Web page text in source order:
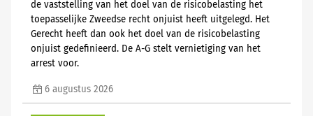
de vaststelling van het doel van de risicobelasting het
toepasselijke Zweedse recht onjuist heeft uitgelegd. Het
Gerecht heeft dan ook het doel van de risicobelasting
onjuist gedefinieerd. De A-G stelt vernietiging van het
arrest voor.
6 augustus 2026